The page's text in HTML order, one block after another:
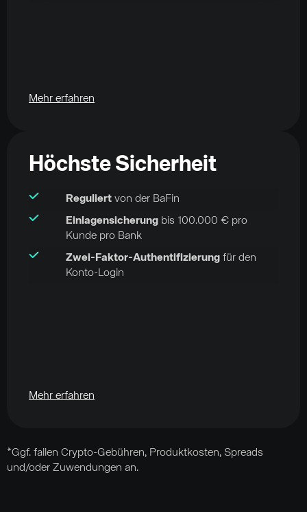
Mehr erfahren
Höchste Sicherheit
Reguliert von der BaFin
Einlagensicherung bis 100.000 € pro
Kunde pro Bank
Zwei-Faktor-Authentifizierung für den
Konto-Login
Mehr erfahren
*Ggf. fallen Crypto-Gebühren, Produktkosten, Spreads
und/oder Zuwendungen an.